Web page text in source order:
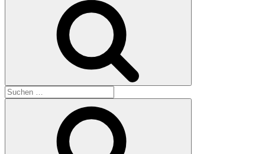
Suchen
nach: